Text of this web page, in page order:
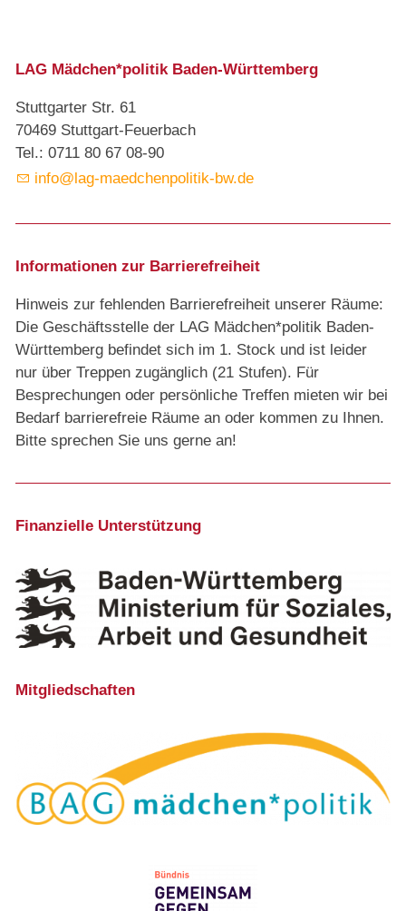
LAG Mädchen*politik Baden-Württemberg
Stuttgarter Str. 61
70469 Stuttgart-Feuerbach
Tel.: 0711 80 67 08-90
info@lag-maedchenpolitik-bw.de
Informationen zur Barrierefreiheit
Hinweis zur fehlenden Barrierefreiheit unserer Räume:
Die Geschäftsstelle der LAG Mädchen*politik Baden-
Württemberg befindet sich im 1. Stock und ist leider
nur über Treppen zugänglich (21 Stufen). Für
Besprechungen oder persönliche Treffen mieten wir bei
Bedarf barrierefreie Räume an oder kommen zu Ihnen.
Bitte sprechen Sie uns gerne an!
Finanzielle Unterstützung
Mitgliedschaften